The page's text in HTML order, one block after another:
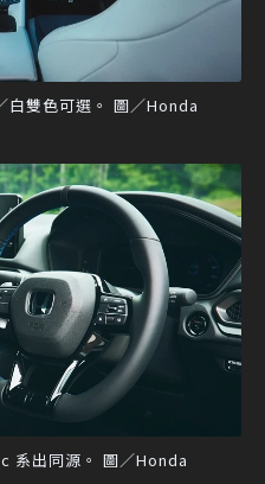
雙色可選。 圖／Honda
系出同源。 圖／Honda